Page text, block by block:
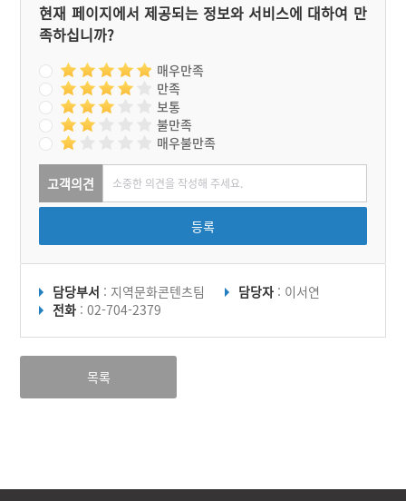
현재 페이지에서 제공되는 정보와 서비스에 대하여 만
족하십니까?
매우만족
만족
보통
불만족
매우불만족
고객의견
등록
담당부서 : 지역문화콘텐츠팀 담당자 : 이서연
전화 : 02-704-2379
목록